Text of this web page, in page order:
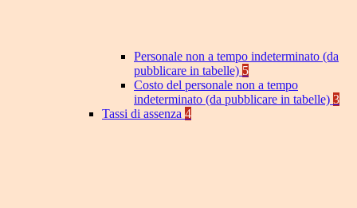
Personale non a tempo indeterminato (da
pubblicare in tabelle) 5
Costo del personale non a tempo
indeterminato (da pubblicare in tabelle) 3
Tassi di assenza 4